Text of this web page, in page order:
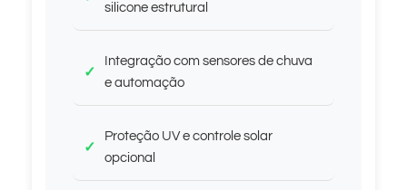
silicone estrutural
Integração com sensores de chuva
e automação
Proteção UV e controle solar
opcional